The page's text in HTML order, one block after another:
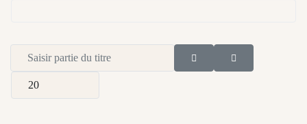
Saisir partie du titre
Afficher #